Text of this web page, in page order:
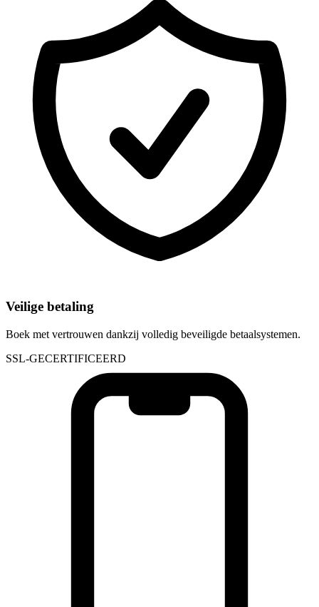
Veilige betaling
Boek met vertrouwen dankzij volledig beveiligde betaalsystemen.
SSL-GECERTIFICEERD